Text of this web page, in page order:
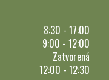
8:30 - 17:00
9:00 - 12:00
Zatvorená
12:00 - 12:30